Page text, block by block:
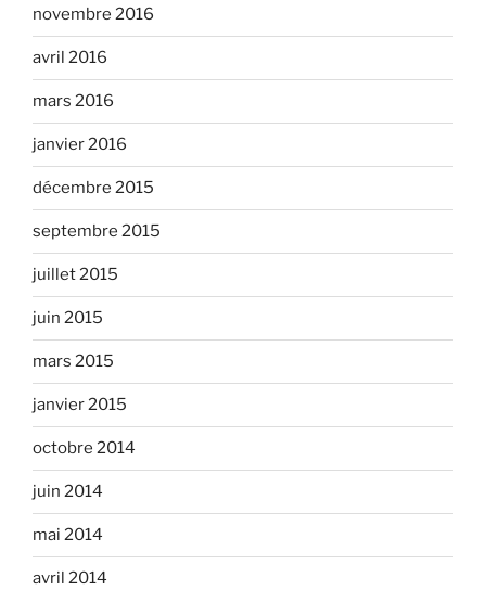
novembre 2016
avril 2016
mars 2016
janvier 2016
décembre 2015
septembre 2015
juillet 2015
juin 2015
mars 2015
janvier 2015
octobre 2014
juin 2014
mai 2014
avril 2014